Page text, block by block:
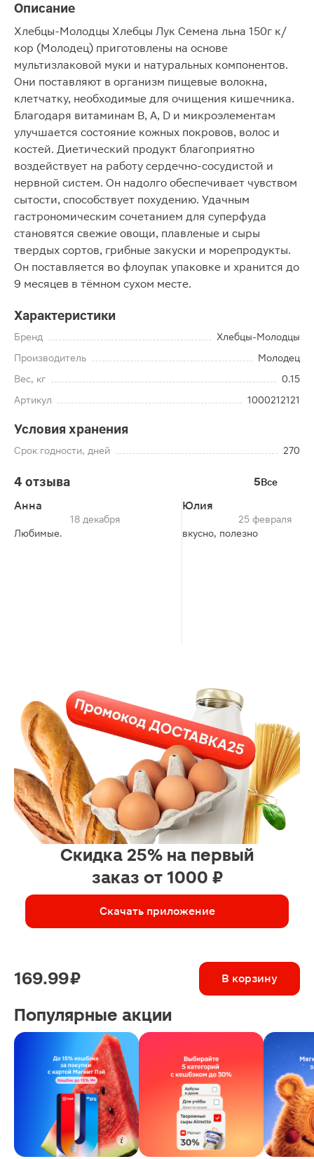
Описание
Хлебцы-Молодцы Хлебцы Лук Семена льна 150г к/
кор (Молодец) приготовлены на основе
мультизлаковой муки и натуральных компонентов.
Они поставляют в организм пищевые волокна,
клетчатку, необходимые для очищения кишечника.
Благодаря витаминам В, А, D и микроэлементам
улучшается состояние кожных покровов, волос и
костей. Диетический продукт благоприятно
воздействует на работу сердечно-сосудистой и
нервной систем. Он надолго обеспечивает чувством
сытости, способствует похудению. Удачным
гастрономическим сочетанием для суперфуда
становятся свежие овощи, плавленые и сыры
твердых сортов, грибные закуски и морепродукты.
Он поставляется во флоупак упаковке и хранится до
9 месяцев в тёмном сухом месте.
Характеристики
Бренд
Хлебцы-Молодцы
Производитель
Молодец
Вес, кг
0.15
Артикул
1000212121
Условия хранения
Срок годности, дней 270
4 отзыва 5Все
Анна
18 декабря
Любимые.
Юлия
25 февраля
вкусно, полезно
Скидка 25% на первый
заказ от 1000 ₽
Скачать приложение
169.99 ₽ В корзину
Популярные акции